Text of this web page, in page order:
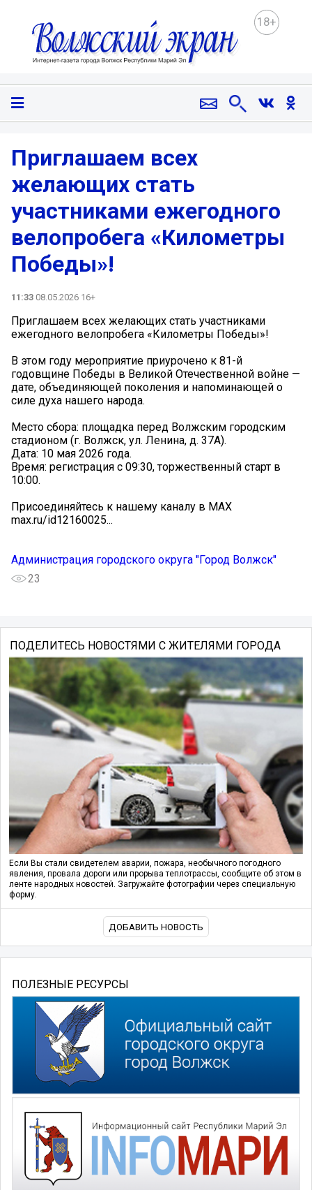
18+
Приглашаем всех
желающих стать
участниками ежегодного
велопробега «Километры
Победы»!
11:33 08.05.2026 16+
Приглашаем всех желающих стать участниками
ежегодного велопробега «Километры Победы»!‍‍
В этом году мероприятие приурочено к 81-й
годовщине Победы в Великой Отечественной войне —
дате, объединяющей поколения и напоминающей о
силе духа нашего народа.
Место сбора: площадка перед Волжским городским
стадионом (г. Волжск, ул. Ленина, д. 37А).
Дата: 10 мая 2026 года.
Время: регистрация с 09:30, торжественный старт в
10:00.
Присоединяйтесь к нашему каналу в MAX
max.ru/id12160025...
Администрация городского округа "Город Волжск"
23
ПОДЕЛИТЕСЬ НОВОСТЯМИ С ЖИТЕЛЯМИ ГОРОДА
Если Вы стали свидетелем аварии, пожара, необычного погодного
явления, провала дороги или прорыва теплотрассы, сообщите об этом в
ленте народных новостей. Загружайте фотографии через специальную
форму.
ДОБАВИТЬ НОВОСТЬ
ПОЛЕЗНЫЕ РЕСУРСЫ